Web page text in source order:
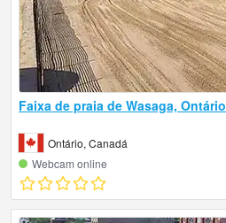
Faixa de praia de Wasaga, Ontário
Ontário, Canadá
Webcam online